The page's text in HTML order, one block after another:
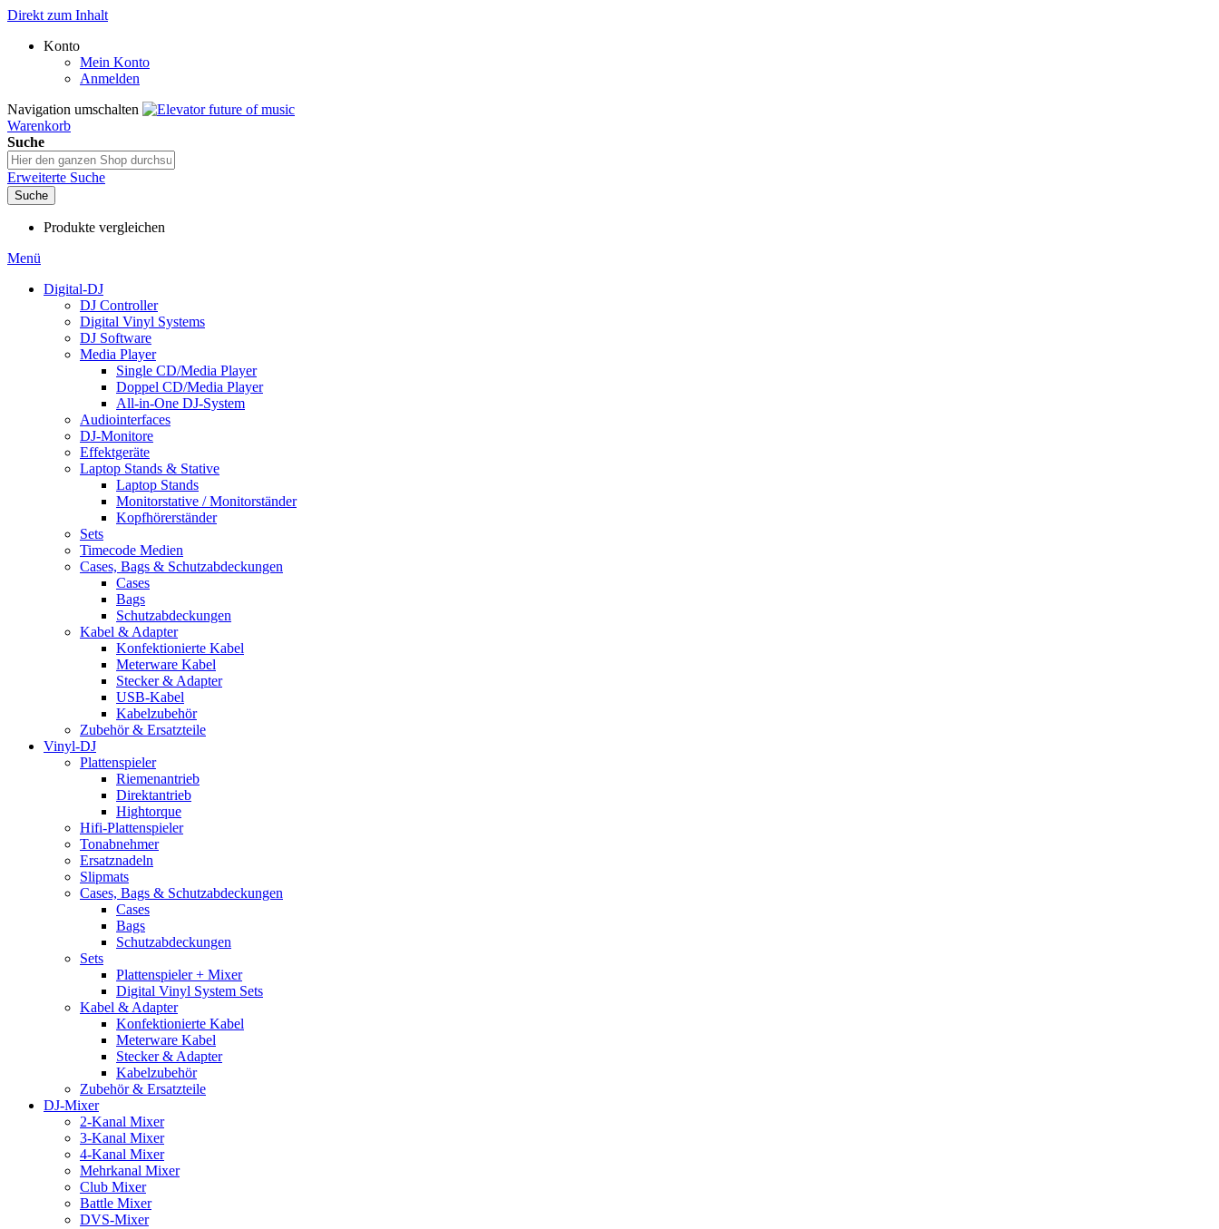
Direkt zum Inhalt
Konto
Mein Konto
Anmelden
Navigation umschalten
Warenkorb
Suche
Erweiterte Suche
Suche
Produkte vergleichen
Menü
Digital-DJ
DJ Controller
Digital Vinyl Systems
DJ Software
Media Player
Single CD/Media Player
Doppel CD/Media Player
All-in-One DJ-System
Audiointerfaces
DJ-Monitore
Effektgeräte
Laptop Stands & Stative
Laptop Stands
Monitorstative / Monitorständer
Kopfhörerständer
Sets
Timecode Medien
Cases, Bags & Schutzabdeckungen
Cases
Bags
Schutzabdeckungen
Kabel & Adapter
Konfektionierte Kabel
Meterware Kabel
Stecker & Adapter
USB-Kabel
Kabelzubehör
Zubehör & Ersatzteile
Vinyl-DJ
Plattenspieler
Riemenantrieb
Direktantrieb
Hightorque
Hifi-Plattenspieler
Tonabnehmer
Ersatznadeln
Slipmats
Cases, Bags & Schutzabdeckungen
Cases
Bags
Schutzabdeckungen
Sets
Plattenspieler + Mixer
Digital Vinyl System Sets
Kabel & Adapter
Konfektionierte Kabel
Meterware Kabel
Stecker & Adapter
Kabelzubehör
Zubehör & Ersatzteile
DJ-Mixer
2-Kanal Mixer
3-Kanal Mixer
4-Kanal Mixer
Mehrkanal Mixer
Club Mixer
Battle Mixer
DVS-Mixer